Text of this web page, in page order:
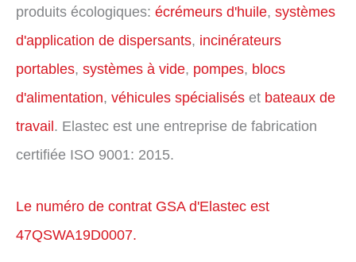
produits écologiques: écrémeurs d'huile, systèmes
d'application de dispersants, incinérateurs
portables, systèmes à vide, pompes, blocs
d'alimentation, véhicules spécialisés et bateaux de
travail. Elastec est une entreprise de fabrication
certifiée ISO 9001: 2015.
Le numéro de contrat GSA d'Elastec est
47QSWA19D0007.